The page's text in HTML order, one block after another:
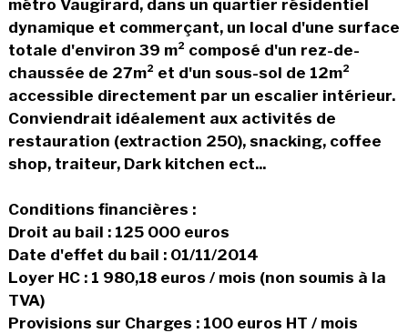
métro Vaugirard, dans un quartier résidentiel
dynamique et commerçant, un local d'une surface
totale d'environ 39 m² composé d'un rez-de-
chaussée de 27m² et d'un sous-sol de 12m²
accessible directement par un escalier intérieur.
Conviendrait idéalement aux activités de
restauration (extraction 250), snacking, coffee
shop, traiteur, Dark kitchen ect...
Conditions financières :
Droit au bail : 125 000 euros
Date d'effet du bail : 01/11/2014
Loyer HC : 1 980,18 euros / mois (non soumis à la
TVA)
Provisions sur Charges : 100 euros HT / mois